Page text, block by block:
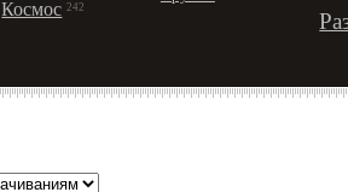
Космос 242